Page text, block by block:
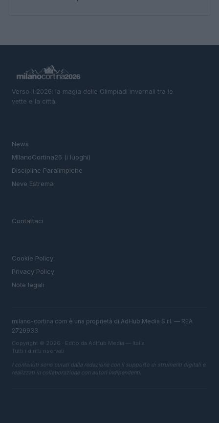
Verso il 2026: la magia delle Olimpiadi invernali tra le
vette e la città.
News
MIlanoCortina26 (i luoghi)
Discipline Paralimpiche
Neve Estrema
Contattaci
Cookie Policy
Privacy Policy
Note legali
milano-cortina.com è una proprietà di AdHub Media S.r.l. — REA
2729933
Copyright © 2026 · Edito da AdHub Media — Italia
Tutti i diritti riservati
I contenuti sono curati dalla redazione con il supporto di strumenti digitali e
realizzati in collaborazione con autori indipendenti.